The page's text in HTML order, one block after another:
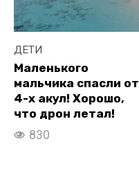
ДЕТИ
Маленького
мальчика спасли от
4-х акул! Хорошо,
что дрон летал!
830